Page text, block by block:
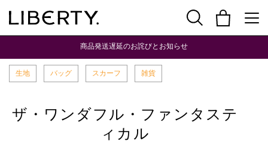
商品発送遅延のお詫びとお知らせ
生地 バッグ スカーフ 雑貨
ザ・ワンダフル・ファンタステ
ィカル